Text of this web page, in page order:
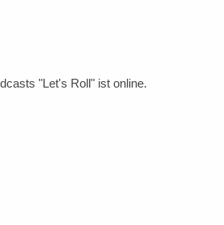
"Let's Roll" ist online.